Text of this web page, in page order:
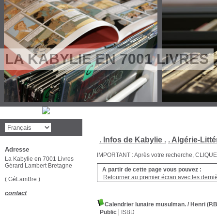
LA KABYLIE EN 7001 LIVRES
. Infos de Kabylie . . Algérie-
IMPORTANT : Après votre recherche,
A partir de cette page vous pouvez :
Retourner au premier écran avec les
Calendrier lunaire musulman. / Henri
Public
ISBD
Adresse
La Kabylie en 7001 Livres
Gérard Lambert Bretagne
( GéLamBre )
contact